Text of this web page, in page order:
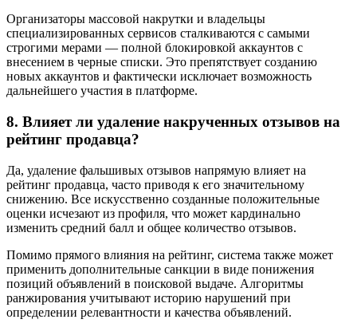
Организаторы массовой накрутки и владельцы
специализированных сервисов сталкиваются с самыми
строгими мерами — полной блокировкой аккаунтов с
внесением в черные списки. Это препятствует созданию
новых аккаунтов и фактически исключает возможность
дальнейшего участия в платформе.
8. Влияет ли удаление накрученных отзывов на
рейтинг продавца?
Да, удаление фальшивых отзывов напрямую влияет на
рейтинг продавца, часто приводя к его значительному
снижению. Все искусственно созданные положительные
оценки исчезают из профиля, что может кардинально
изменить средний балл и общее количество отзывов.
Помимо прямого влияния на рейтинг, система также может
применить дополнительные санкции в виде понижения
позиций объявлений в поисковой выдаче. Алгоритмы
ранжирования учитывают историю нарушений при
определении релевантности и качества объявлений.